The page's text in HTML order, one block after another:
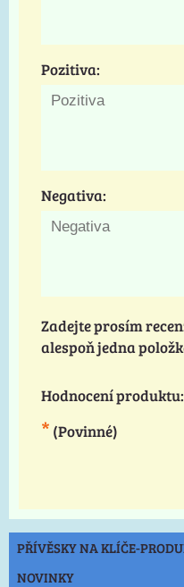
Pozitiva:
Negativa:
Zadejte prosím
alespoň jedna
Hodnocení produktu:
* (Povinné)
PŘÍVĚSKY NA KLÍČE-
NOVINKY